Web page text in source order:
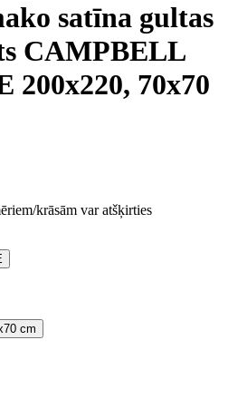
satīna gultas
CAMPBELL
200x220, 70x70
krāsām var atšķirties
cm